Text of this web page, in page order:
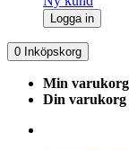
Logga in
0 Inköpskorg
Min varukorg
Din varukorg